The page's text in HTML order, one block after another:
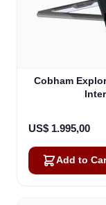
Cobham
US$ 1.995,00
Add to